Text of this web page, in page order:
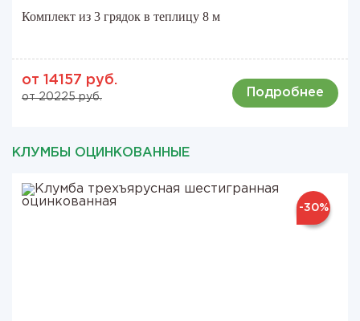
Комплект из 3 грядок в теплицу 8 м
от 14157 руб.
от 20225 руб. Подробнее
КЛУМБЫ ОЦИНКОВАННЫЕ
-30%